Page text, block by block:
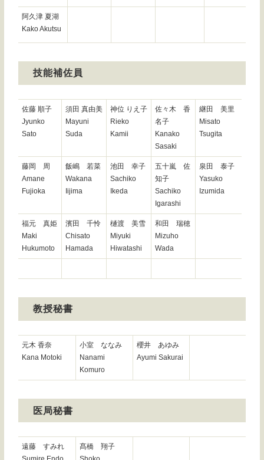
阿久津 夏湖
Kako Akutsu
技能補佐員
佐藤 順子
Jyunko
Sato
須田 真由美
Mayuni
Suda
神位 りえ子
Rieko
Kamii
佐々木 香
名子
Kanako
Sasaki
継田 美里
Misato
Tsugita
藤岡 周
Amane
Fujioka
飯嶋 若菜
Wakana
Iijima
池田 幸子
Sachiko
Ikeda
五十嵐 佐
知子
Sachiko
Igarashi
泉田 泰子
Yasuko
Izumida
福元 真姫
Maki
Hukumoto
濱田 千怜
Chisato
Hamada
樋渡 美雪
Miyuki
Hiwatashi
和田 瑞穂
Mizuho
Wada
教授秘書
元木 香奈
Kana Motoki
小室 ななみ
Nanami
Komuro
櫻井 あゆみ
Ayumi Sakurai
医局秘書
遠藤 すみれ
髙橋 翔子